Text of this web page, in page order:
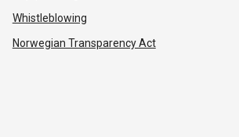
Whistleblowing
Norwegian Transparency Act